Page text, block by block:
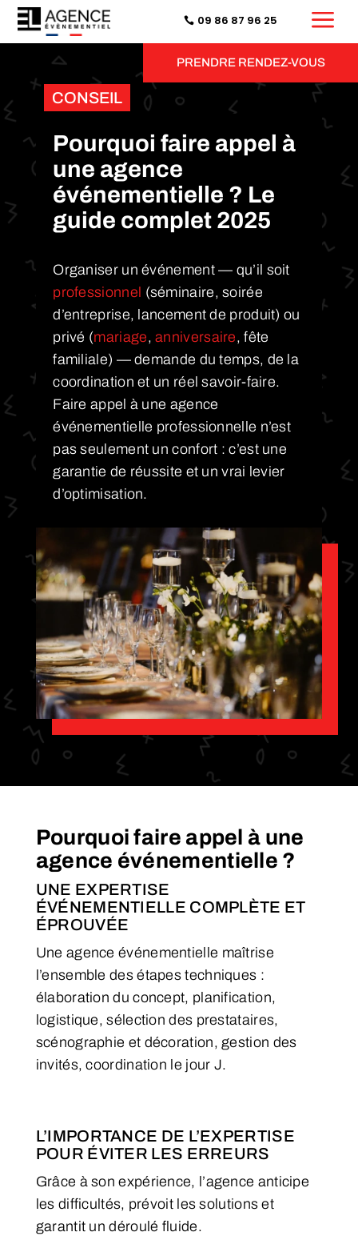
09 86 87 96 25 a
PRENDRE RENDEZ-VOUS
CONSEIL
Pourquoi faire appel à
une agence
événementielle ? Le
guide complet 2025
Organiser un événement — qu’il soit
professionnel (séminaire, soirée
d’entreprise, lancement de produit) ou
privé (mariage,anniversaire, fête
familiale) — demande du temps, de la
coordination et un réel savoir-faire.
Faire appel à une agence
événementielle professionnelle n’est
pas seulement un confort : c’est une
garantie de réussite et un vrai levier
d’optimisation.
Pourquoi faire appel à une
agence événementielle ?
UNE EXPERTISE
ÉVÉNEMENTIELLE COMPLÈTE ET
ÉPROUVÉE
Une agence événementielle maîtrise
l’ensemble des étapes techniques :
élaboration du concept, planification,
logistique, sélection des prestataires,
scénographie et décoration, gestion des
invités, coordination le jour J.
L’IMPORTANCE DE L’EXPERTISE
POUR ÉVITER LES ERREURS
Grâce à son expérience, l’agence anticipe
les difficultés, prévoit les solutions et
garantit un déroulé fluide.